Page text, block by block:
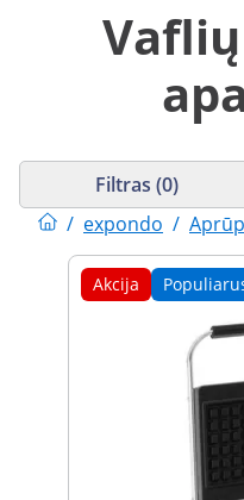
/ expondo /
Filtras (0)
Akcija